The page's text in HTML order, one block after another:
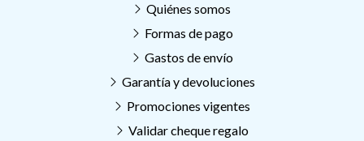
Quiénes somos
Formas de pago
Gastos de envío
Garantía y devoluciones
Promociones vigentes
Validar cheque regalo